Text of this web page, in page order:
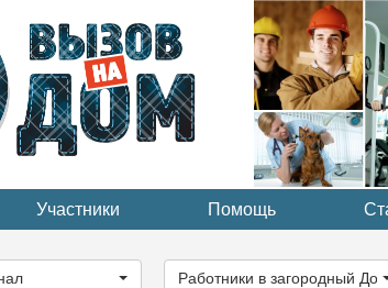
Участники Помощь
категорию...
Работники в загородный Дом